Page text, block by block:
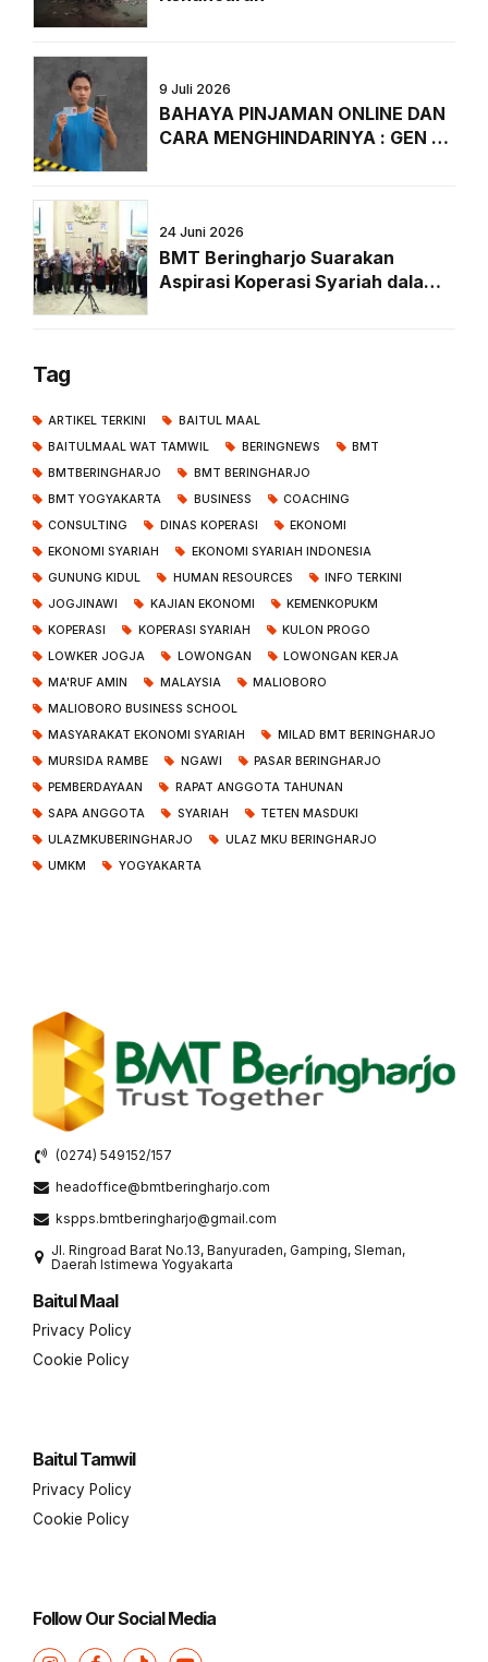
9 Juli 2026
BAHAYA PINJAMAN ONLINE DAN
CARA MENGHINDARINYA : GEN Z
24 Juni 2026
BMT Beringharjo Suarakan
Aspirasi Koperasi Syariah dalam
Tag
ARTIKEL TERKINI
BAITUL MAAL
BAITULMAAL WAT TAMWIL
BERINGNEWS
BMT
BMTBERINGHARJO
BMT BERINGHARJO
BMT YOGYAKARTA
BUSINESS
COACHING
CONSULTING
DINAS KOPERASI
EKONOMI
EKONOMI SYARIAH
EKONOMI SYARIAH INDONESIA
GUNUNG KIDUL
HUMAN RESOURCES
INFO TERKINI
JOGJINAWI
KAJIAN EKONOMI
KEMENKOPUKM
KOPERASI
KOPERASI SYARIAH
KULON PROGO
LOWKER JOGJA
LOWONGAN
LOWONGAN KERJA
MA'RUF AMIN
MALAYSIA
MALIOBORO
MALIOBORO BUSINESS SCHOOL
MASYARAKAT EKONOMI SYARIAH
MILAD BMT BERINGHARJO
MURSIDA RAMBE
NGAWI
PASAR BERINGHARJO
PEMBERDAYAAN
RAPAT ANGGOTA TAHUNAN
SAPA ANGGOTA
SYARIAH
TETEN MASDUKI
ULAZMKUBERINGHARJO
ULAZ MKU BERINGHARJO
UMKM
YOGYAKARTA
(0274) 549152/157
headoffice@bmtberingharjo.com
kspps.bmtberingharjo@gmail.com
Jl. Ringroad Barat No.13, Banyuraden, Gamping, Sleman,
Daerah Istimewa Yogyakarta
Baitul Maal
Privacy Policy
Cookie Policy
Baitul Tamwil
Privacy Policy
Cookie Policy
Follow Our Social Media